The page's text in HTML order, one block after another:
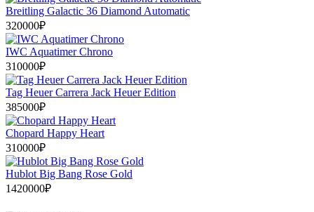
Breitling Galactic 36 Diamond Automatic
320000₽
IWC Aquatimer Chrono
310000₽
Tag Heuer Carrera Jack Heuer Edition
385000₽
Chopard Happy Heart
310000₽
Hublot Big Bang Rose Gold
1420000₽